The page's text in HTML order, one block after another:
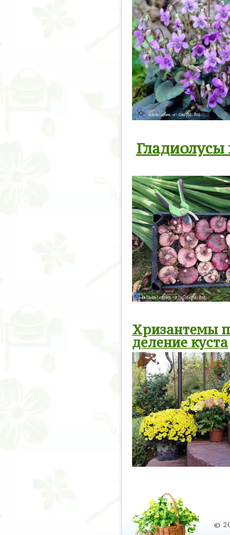
Хризантемы
деление куста
©